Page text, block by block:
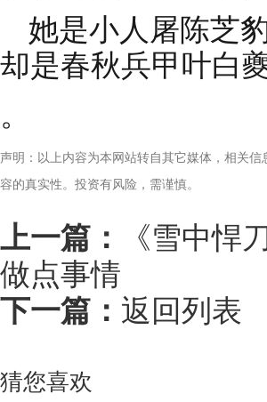
她是小人屠陈芝
却是春秋兵甲叶白
。
声明：以上内容为本网站转自其它媒体，相关
容的真实性。投资有风险，需谨慎。
上一篇：
《雪中悍
做点事情
下一篇： 返回列表
猜您喜欢